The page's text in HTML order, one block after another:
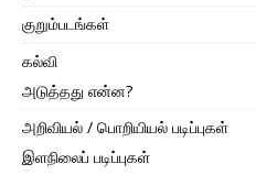
குறும்படங்கள்
கல்வி
அடுத்தது என்ன?
அறிவியல் / பொறியியல் படிப்புகள்
இளநிலைப் படிப்புகள்